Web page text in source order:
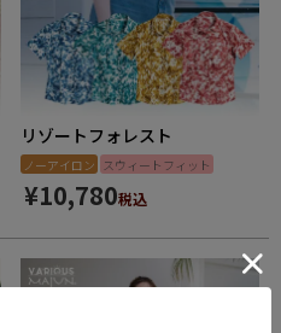
リゾートフォレスト
ノーアイロン スウィートフィット
¥10,780税込